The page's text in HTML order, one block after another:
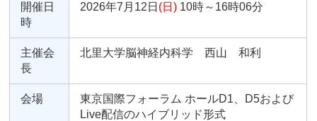
開催日
時
2026年7月12日 (日) 10時～16時06分
主催会
長
北里大学脳神経内科学 西山 和利
会場
東京国際フォーラム ホールD1、D5および
Live配信のハイブリッド形式